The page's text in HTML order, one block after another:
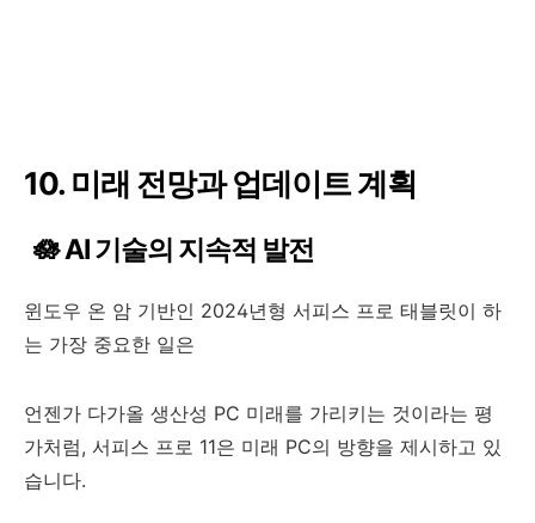
10. 미래 전망과 업데이트 계획
🪷 AI 기술의 지속적 발전
윈도우 온 암 기반인 2024년형 서피스 프로 태블릿이 하
는 가장 중요한 일은
언젠가 다가올 생산성 PC 미래를 가리키는 것이라는 평
가처럼, 서피스 프로 11은 미래 PC의 방향을 제시하고 있
습니다.